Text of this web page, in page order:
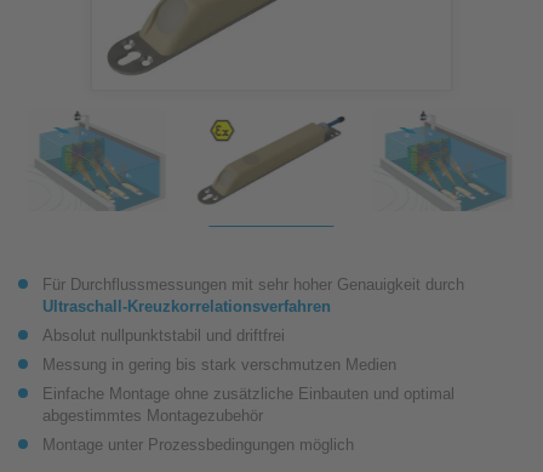
Für Durchflussmessungen mit sehr hoher Genauigkeit durch
Ultraschall-Kreuzkorrelationsverfahren
Absolut nullpunktstabil und driftfrei
Messung in gering bis stark verschmutzen Medien
Einfache Montage ohne zusätzliche Einbauten und optimal
abgestimmtes Montagezubehör
Montage unter Prozessbedingungen möglich